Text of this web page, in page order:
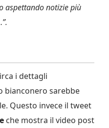
aspettando notizie più
i dettagli
bianconero sarebbe
Questo invece il tweet
che mostra il video post